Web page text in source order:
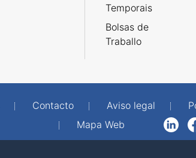
Temporais
Bolsas de
Traballo
Contacto Aviso legal
Mapa Web
LinkedInFacebook